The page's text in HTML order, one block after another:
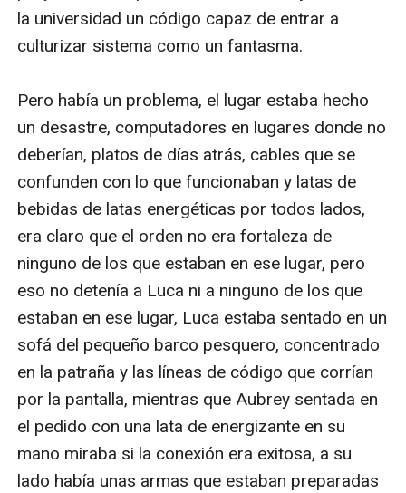
la universidad un código capaz de entrar a
culturizar sistema como un fantasma.
Pero había un problema, el lugar estaba hecho
un desastre, computadores en lugares donde no
deberían, platos de días atrás, cables que se
confunden con lo que funcionaban y latas de
bebidas de latas energéticas por todos lados,
era claro que el orden no era fortaleza de
ninguno de los que estaban en ese lugar, pero
eso no detenía a Luca ni a ninguno de los que
estaban en ese lugar, Luca estaba sentado en un
sofá del pequeño barco pesquero, concentrado
en la patraña y las líneas de código que corrían
por la pantalla, mientras que Aubrey sentada en
el pedido con una lata de energizante en su
mano miraba si la conexión era exitosa, a su
lado había unas armas que estaban preparadas